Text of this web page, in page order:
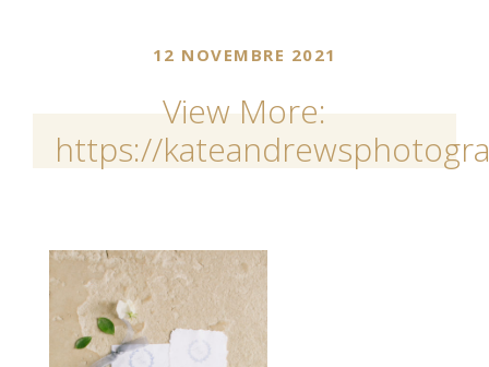
12 NOVEMBRE 2021
View More:
https://